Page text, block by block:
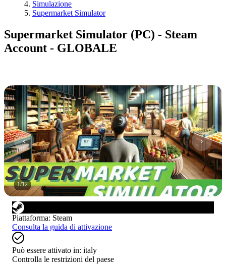
Simulazione
Supermarket Simulator
Supermarket Simulator (PC) - Steam
Account - GLOBALE
1/12
Piattaforma: Steam
Consulta la guida di attivazione
Può essere attivato in: italy
Controlla le restrizioni del paese